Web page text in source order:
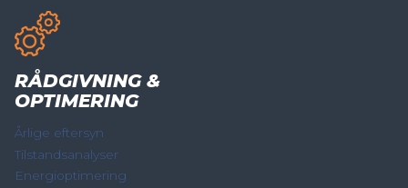
RÅDGIVNING &
OPTIMERING
Årlige eftersyn
Tilstandsanalyser
Energioptimering